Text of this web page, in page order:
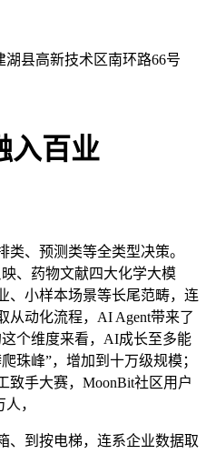
县高新技术区南环路66号
入百业
、预测类等全类型决策。
、药物文献四大化学大模
、小样本场景等长尾范畴，连
从动化流程，AI Agent带来了
个维度来看，AI成长至多能
珠峰”，增加到十万级规模；
致手大赛，MoonBit社区用户
，
到按电梯，连系企业数据取